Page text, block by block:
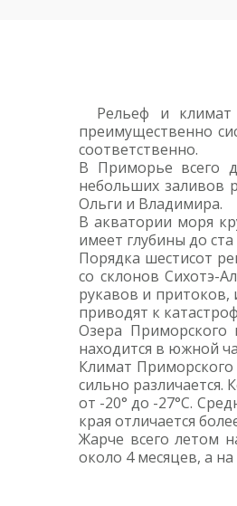
Рельеф и
преимущественно
соответственно.
В Приморье всего
небольших заливов
Ольги и Владимира.
В акватории моря
имеет глубины до
Порядка шестисот
со склонов Сихотэ-
рукавов и притоков,
приводят к
Озера
находится в южной
Климат
сильно различается.
от -20° до -27°С.
края отличается
Жарче всего летом
около 4 месяцев, а